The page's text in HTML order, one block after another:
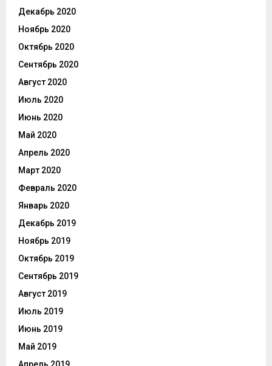
Декабрь 2020
Ноябрь 2020
Октябрь 2020
Сентябрь 2020
Август 2020
Июль 2020
Июнь 2020
Май 2020
Апрель 2020
Март 2020
Февраль 2020
Январь 2020
Декабрь 2019
Ноябрь 2019
Октябрь 2019
Сентябрь 2019
Август 2019
Июль 2019
Июнь 2019
Май 2019